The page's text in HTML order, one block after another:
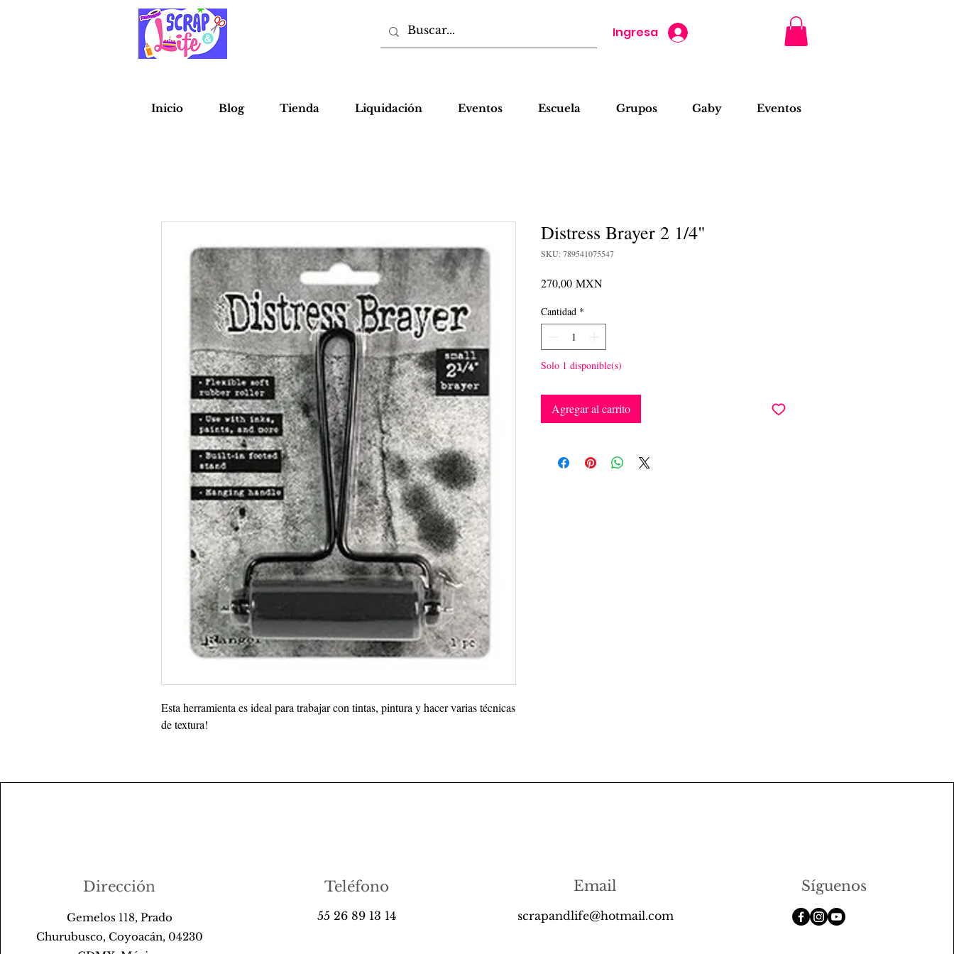
Ingresa
Inicio Blog Tienda Liquidación Eventos Escuela Grupos Gaby Eventos
Esta herramienta es ideal para trabajar con tintas, pintura y hacer varias técnicas
de textura!
Distress Brayer 2 1/4"
SKU: 789541075547
270,00 MXNPrecio
Cantidad *
Solo 1 disponible(s)
Agregar al carrito
Dirección
Gemelos 118, Prado
Churubusco, Coyoacán, 04230
Teléfono
55 26 89 13 14
Email
scrapandlife@hotmail.com
Síguenos